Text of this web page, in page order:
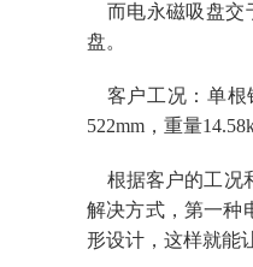
而电永磁吸盘交
盘。
客户工况：单
522mm，重量
根据客户的工况
解决方式，第一种
形设计，这样就能